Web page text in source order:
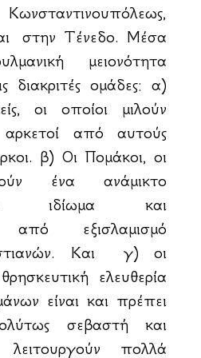
στην Τένεδο. Μέσα
μειονότητα
διακριτές ομάδες: α)
οι οποίοι μιλούν
αρκετοί από αυτούς
β) Οι Πομάκοι, οι
ένα ανάμικτο
ιδίωμα και
από εξισλαμισμό
Και γ) οι
ελευθερία
είναι και πρέπει
σεβαστή και
πολλά